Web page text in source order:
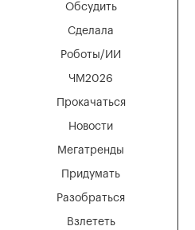
Мегатренды
Придумать
Разобраться
Взлететь
Новости
Обсудить
Сделала
Роботы/ИИ
ЧМ2026
Прокачаться